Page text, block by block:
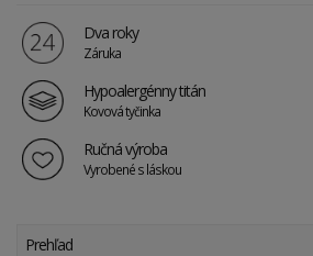
Dva roky
Záruka
Hypoalergénny titán
Kovová tyčinka
Ručná výroba
Vyrobené s láskou
Prehľad